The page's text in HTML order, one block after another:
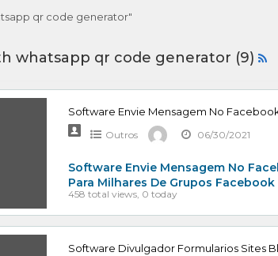
qr code generator"
whatsapp qr code generator (9)
Software Envie Mensagem No
Outros 06/30/2021
Software Envie Mensagem No
Para Milhares De Grupos
458 total views, 0 today
Software Divulgador Formularios Sites